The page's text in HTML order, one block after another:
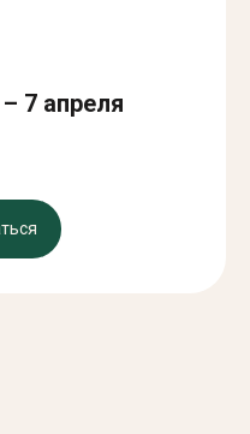
7 апреля